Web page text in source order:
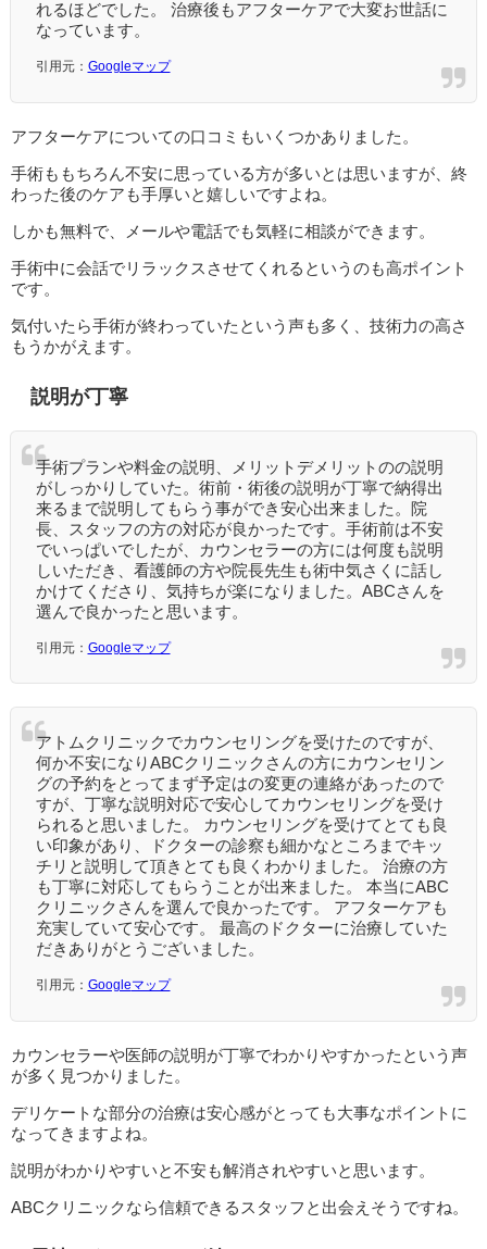
れるほどでした。 治療後もアフターケアで大変お世話に
なっています。
引用元： Googleマップ
アフターケアについての口コミもいくつかありました。
手術ももちろん不安に思っている方が多いとは思いますが、終
わった後のケアも手厚いと嬉しいですよね。
しかも無料で、メールや電話でも気軽に相談ができます。
手術中に会話でリラックスさせてくれるというのも高ポイント
です。
気付いたら手術が終わっていたという声も多く、技術力の高さ
もうかがえます。
説明が丁寧
手術プランや料金の説明、メリットデメリットのの説明
がしっかりしていた。術前・術後の説明が丁寧で納得出
来るまで説明してもらう事ができ安心出来ました。院
長、スタッフの方の対応が良かったです。手術前は不安
でいっぱいでしたが、カウンセラーの方には何度も説明
しいただき、看護師の方や院長先生も術中気さくに話し
かけてくださり、気持ちが楽になりました。ABCさんを
選んで良かったと思います。
引用元： Googleマップ
アトムクリニックでカウンセリングを受けたのですが、
何か不安になりABCクリニックさんの方にカウンセリン
グの予約をとってまず予定はの変更の連絡があったので
すが、丁寧な説明対応で安心してカウンセリングを受け
られると思いました。 カウンセリングを受けてとても良
い印象があり、ドクターの診察も細かなところまでキッ
チリと説明して頂きとても良くわかりました。 治療の方
も丁寧に対応してもらうことが出来ました。 本当にABC
クリニックさんを選んで良かったです。 アフターケアも
充実していて安心です。 最高のドクターに治療していた
だきありがとうございました。
引用元： Googleマップ
カウンセラーや医師の説明が丁寧でわかりやすかったという声
が多く見つかりました。
デリケートな部分の治療は安心感がとっても大事なポイントに
なってきますよね。
説明がわかりやすいと不安も解消されやすいと思います。
ABCクリニックなら信頼できるスタッフと出会えそうですね。